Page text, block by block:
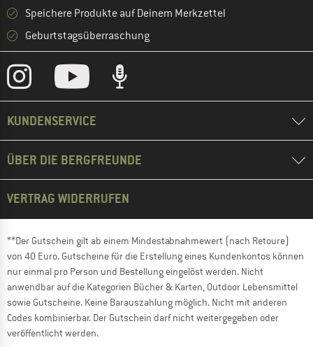
Speichere Produkte auf Deinem Merkzettel
Geburtstagsüberraschung
KUNDENSERVICE
ÜBER DIE BERGFREUNDE
VERTRAG WIDERRUFEN
**Der Gutschein gilt ab einem Mindestabnahmewert (nach Retoure)
von 40 Euro. Gutscheine für die Erstellung eines Kundenkontos können
nur einmal pro Person und Bestellung eingelöst werden. Nicht
anwendbar auf die Kategorien Bücher & Karten, Outdoor Lebensmittel
sowie Gutscheine. Keine Barauszahlung möglich. Nicht mit anderen
Codes kombinierbar. Der Gutschein darf nicht weitergegeben oder
veröffentlicht werden.